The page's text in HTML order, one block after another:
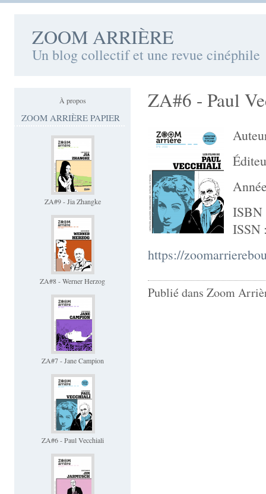
ZOOM ARRIÈRE
Un blog collectif et une revue cinéphile
À propos
ZOOM ARRIÈRE PAPIER
ZA#9 - Jia Zhangke
ZA#8 - Werner Herzog
ZA#7 - Jane Campion
ZA#6 - Paul Vecchiali
ZA#6 - Paul
ISBN
ISSN
https://
Publié dans Zoom